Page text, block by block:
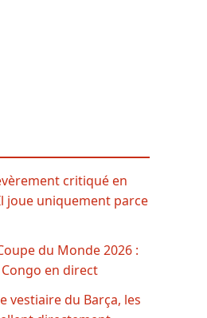
critiqué en
joue uniquement parce
du Monde 2026 :
en direct
vestiaire du Barça, les